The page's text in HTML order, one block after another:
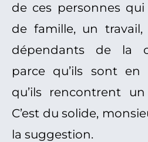
de ces personnes
de famille, un
dépendants de la
parce qu’ils sont en
qu’ils rencontrent
C’est du solide,
la suggestion.